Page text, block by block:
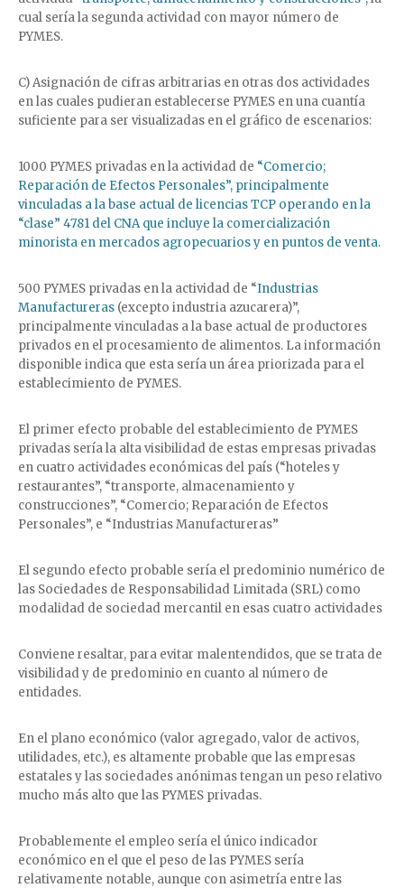
cual sería la segunda actividad con mayor número de
PYMES.
C) Asignación de cifras arbitrarias en otras dos actividades
en las cuales pudieran establecerse PYMES en una cuantía
suficiente para ser visualizadas en el gráfico de escenarios:
1000 PYMES privadas en la actividad de “Comercio;
Reparación de Efectos Personales”, principalmente
vinculadas a la base actual de licencias TCP operando en la
“clase” 4781 del CNA que incluye la comercialización
minorista en mercados agropecuarios y en puntos de venta.
500 PYMES privadas en la actividad de “Industrias
Manufactureras (excepto industria azucarera)”,
principalmente vinculadas a la base actual de productores
privados en el procesamiento de alimentos. La información
disponible indica que esta sería un área priorizada para el
establecimiento de PYMES.
El primer efecto probable del establecimiento de PYMES
privadas sería la alta visibilidad de estas empresas privadas
en cuatro actividades económicas del país (“hoteles y
restaurantes”, “transporte, almacenamiento y
construcciones”, “Comercio; Reparación de Efectos
Personales”, e “Industrias Manufactureras”
El segundo efecto probable sería el predominio numérico de
las Sociedades de Responsabilidad Limitada (SRL) como
modalidad de sociedad mercantil en esas cuatro actividades
Conviene resaltar, para evitar malentendidos, que se trata de
visibilidad y de predominio en cuanto al número de
entidades.
En el plano económico (valor agregado, valor de activos,
utilidades, etc.), es altamente probable que las empresas
estatales y las sociedades anónimas tengan un peso relativo
mucho más alto que las PYMES privadas.
Probablemente el empleo sería el único indicador
económico en el que el peso de las PYMES sería
relativamente notable, aunque con asimetría entre las